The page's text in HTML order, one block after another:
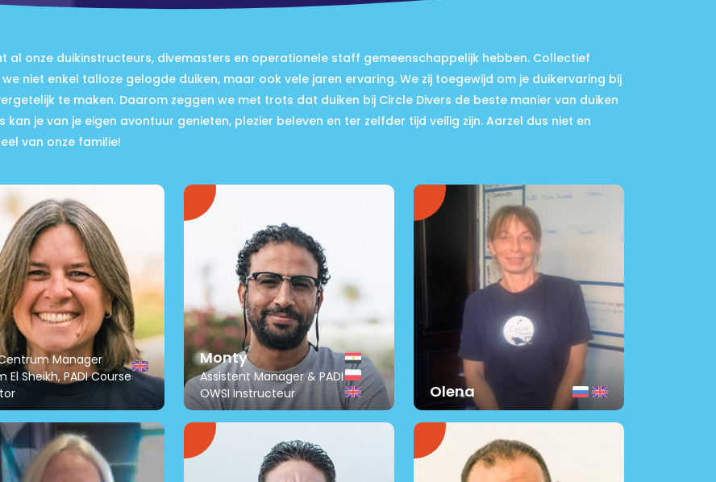
al onze duikinstructeurs, divemasters en operationele staff gemeenschappelijk hebben. Collectief
niet enkel talloze gelogde duiken, maar ook vele jaren ervaring. We zij toegewijd om je duikervaring bij
te maken. Daarom zeggen we met trots dat duiken bij Circle Divers de beste manier van duiken
kan je van je eigen avontuur genieten, plezier beleven en ter zelfder tijd veilig zijn. Aarzel dus niet en
van onze familie!
Manager
El Sheikh, PADI Course
Monty
Assistent Manager & PADI
OWSI Instructeur
Olena